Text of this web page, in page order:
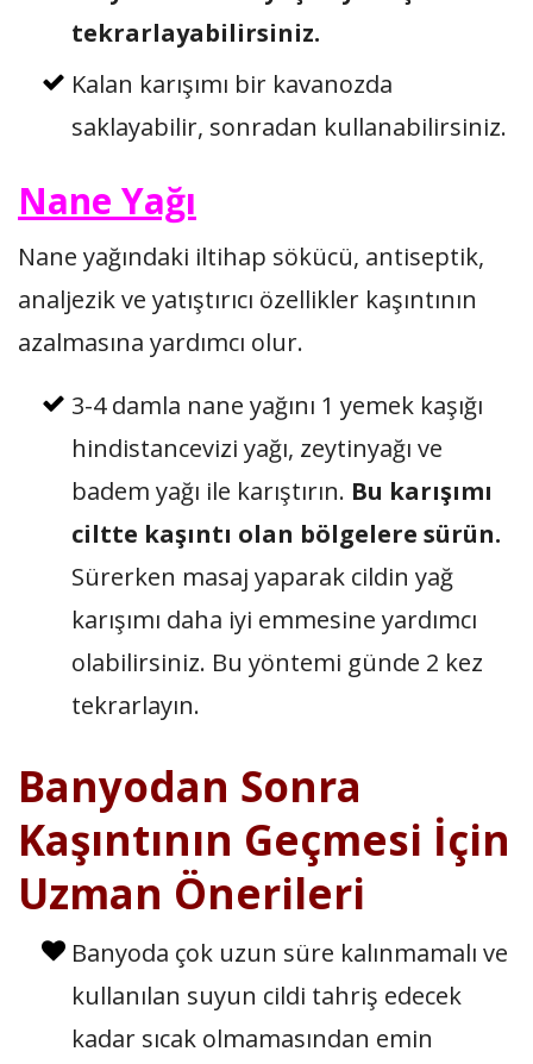
tekrarlayabilirsiniz.
Kalan karışımı bir kavanozda
saklayabilir, sonradan kullanabilirsiniz.
Nane Yağı
Nane yağındaki iltihap sökücü, antiseptik,
analjezik ve yatıştırıcı özellikler kaşıntının
azalmasına yardımcı olur.
3-4 damla nane yağını 1 yemek kaşığı
hindistancevizi yağı, zeytinyağı ve
badem yağı ile karıştırın. Bu karışımı
ciltte kaşıntı olan bölgelere sürün.
Sürerken masaj yaparak cildin yağ
karışımı daha iyi emmesine yardımcı
olabilirsiniz. Bu yöntemi günde 2 kez
tekrarlayın.
Banyodan Sonra
Kaşıntının Geçmesi İçin
Uzman Önerileri
Banyoda çok uzun süre kalınmamalı ve
kullanılan suyun cildi tahriş edecek
kadar sıcak olmamasından emin